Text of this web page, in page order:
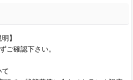
】
ご確認下さい。
て